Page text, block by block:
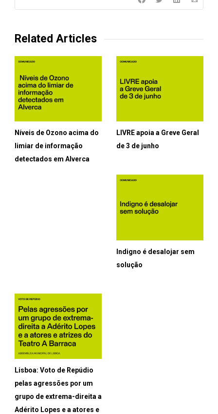
Related Articles
Níveis de Ozono acima do
limiar de informação
detectados em Alverca
LIVRE apoia a Greve Geral
de 3 de junho
Indigno é desalojar sem
solução
Lisboa: Voto de Repúdio
pelas agressões por um
grupo de extrema-direita a
Adérito Lopes e a atores e